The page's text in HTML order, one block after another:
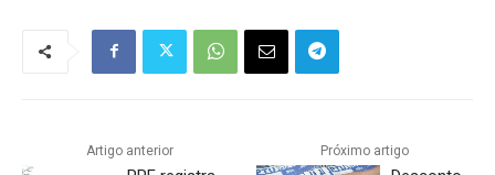
Artigo anterior Próximo artigo